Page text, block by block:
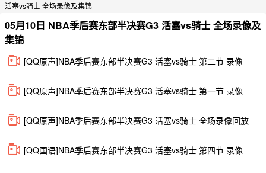
活塞vs骑士 全场录像及集锦
05月10日 NBA季后赛东部半决赛G3 活塞vs骑士 全场录像及
集锦
[QQ原声]NBA季后赛东部半决赛G3 活塞vs骑士 第二节 录像
[QQ原声]NBA季后赛东部半决赛G3 活塞vs骑士 第一节 录像
[QQ原声]NBA季后赛东部半决赛G3 活塞vs骑士 全场录像回放
[QQ国语]NBA季后赛东部半决赛G3 活塞vs骑士 第四节 录像